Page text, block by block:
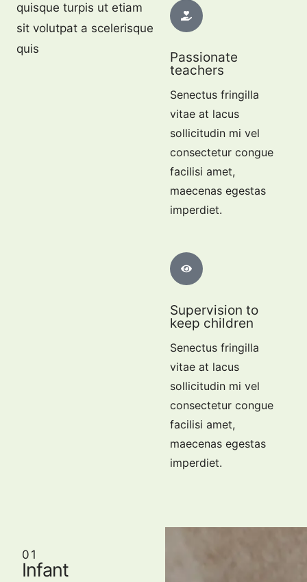
quisque turpis ut etiam
sit volutpat a scelerisque
quis
Passionate
teachers
Senectus fringilla
vitae at lacus
sollicitudin mi vel
consectetur congue
facilisi amet,
maecenas egestas
imperdiet.
Supervision to
keep children
Senectus fringilla
vitae at lacus
sollicitudin mi vel
consectetur congue
facilisi amet,
maecenas egestas
imperdiet.
01
Infant